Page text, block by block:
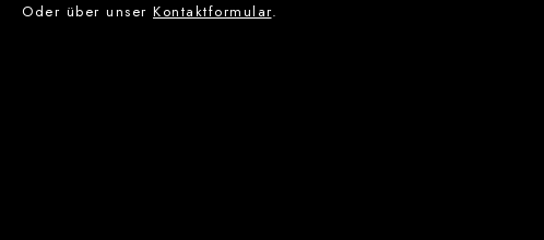
Oder über unser Kontaktformular.